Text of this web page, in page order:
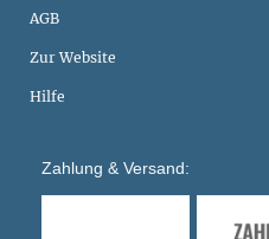
AGB
Zur Website
Hilfe
Zahlung & Versand: